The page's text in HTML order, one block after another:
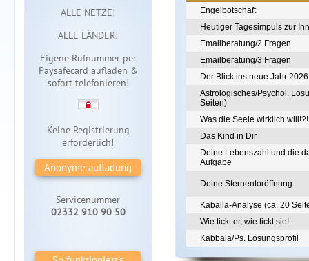
Sofortzugang
ALLE NETZE!
ALLE LÄNDER!
Eigene Rufnummer per
Paysafecard aufladen &
sofort telefonieren!
Keine Registrierung
erforderlich!
Anonyme aufladung
Servicenummer
02332 910 90 50
Engelbotschaft
Heutiger Tagesimpuls zur
Emailberatung/2 Fragen
Emailberatung/3 Fragen
Der Blick ins neue Jahr 2026
Astrologisches/Psychol.
Seiten)
Was die Seele wirklich will!?!
Das Kind in Dir
Deine Lebenszahl und die
Aufgabe
Deine Sternentoröffnung
Kaballa-Analyse (ca. 20
Wie tickt er, wie tickt sie!
Kabbala/Ps. Lösungsprofil